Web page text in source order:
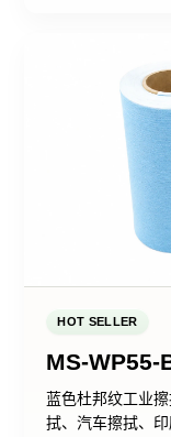
HOT SELLER
MS-WP55-
蓝色杜邦纹工业
拭、汽车擦拭、印